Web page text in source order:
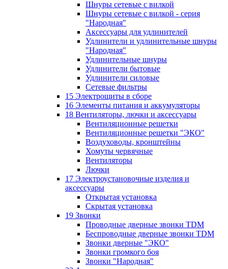
Шнуры сетевые с вилкой
Шнуры сетевые с вилкой - серия
"Народная"
Аксессуары для удлинителей
Удлинители и удлинительные шнуры
"Народная"
Удлинительные шнуры
Удлинители бытовые
Удлинители силовые
Сетевые фильтры
15 Электрощиты в сборе
16 Элементы питания и аккумуляторы
18 Вентиляторы, лючки и аксессуары
Вентиляционные решетки
Вентиляционные решетки "ЭКО"
Воздуховоды, кронштейны
Хомуты червячные
Вентиляторы
Лючки
17 Электроустановочные изделия и
аксессуары
Открытая установка
Скрытая установка
19 Звонки
Проводные дверные звонки TDM
Беспроводные дверные звонки TDM
Звонки дверные "ЭКО"
Звонки громкого боя
Звонки "Народная"